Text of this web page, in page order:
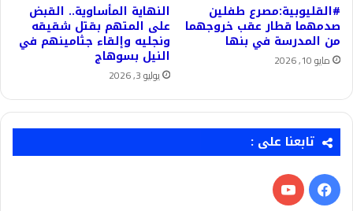
#القليوبية:مصرع طفلين
صدمهما قطار عقب خروجهما
من المدرسة في بنها
مايو 10, 2026
النهاية المأساوية.. القبض
على المتهم بقتل شقيقه
ونجليه وإلقاء جثامينهم في
النيل بسوهاج
يوليو 3, 2026
تابعنا على :
فيسبوك‫YouTube